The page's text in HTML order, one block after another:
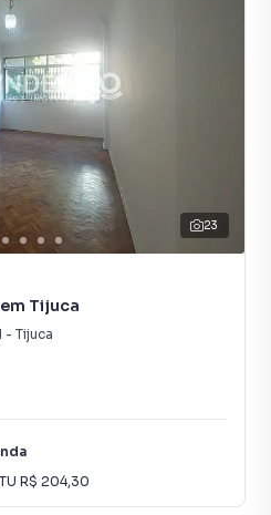
23
Tijuca
- Tijuca
R$ 204,30